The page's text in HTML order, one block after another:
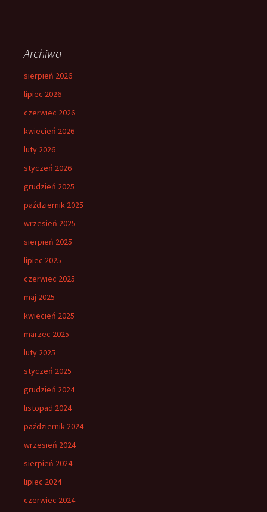
Archiwa
sierpień 2026
lipiec 2026
czerwiec 2026
kwiecień 2026
luty 2026
styczeń 2026
grudzień 2025
październik 2025
wrzesień 2025
sierpień 2025
lipiec 2025
czerwiec 2025
maj 2025
kwiecień 2025
marzec 2025
luty 2025
styczeń 2025
grudzień 2024
listopad 2024
październik 2024
wrzesień 2024
sierpień 2024
lipiec 2024
czerwiec 2024